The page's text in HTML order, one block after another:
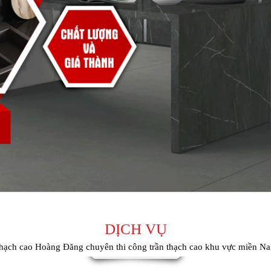
DỊCH VỤ
cao Hoàng Đăng chuyên thi công trần thạch cao khu vực miền